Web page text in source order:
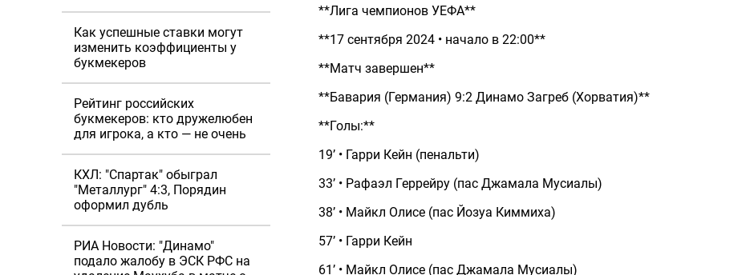
Как успешные ставки могут
изменить коэффициенты у
букмекеров
Рейтинг российских
букмекеров: кто дружелюбен
для игрока, а кто — не очень
КХЛ: "Спартак" обыграл
"Металлург" 4:3, Порядин
оформил дубль
РИА Новости: "Динамо"
подало жалобу в ЭСК РФС на
**Лига чемпионов УЕФА**
**17 сентября 2024 • начало в 22:00**
**Матч завершен**
**Бавария (Германия) 9:2 Динамо Загреб (Хорватия)**
**Голы:**
19’ • Гарри Кейн (пенальти)
33’ • Рафаэл Геррейру (пас Джамала Мусиалы)
38’ • Майкл Олисе (пас Йозуа Киммиха)
57’ • Гарри Кейн
61’ • Майкл Олисе (пас Джамала Мусиалы)